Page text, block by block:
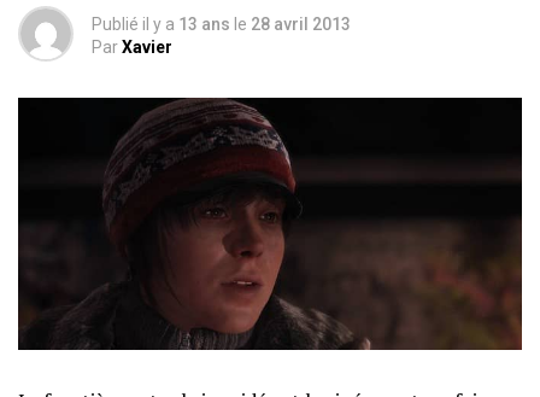
Publié il y a 13 ans le 28 avril 2013
ParXavier